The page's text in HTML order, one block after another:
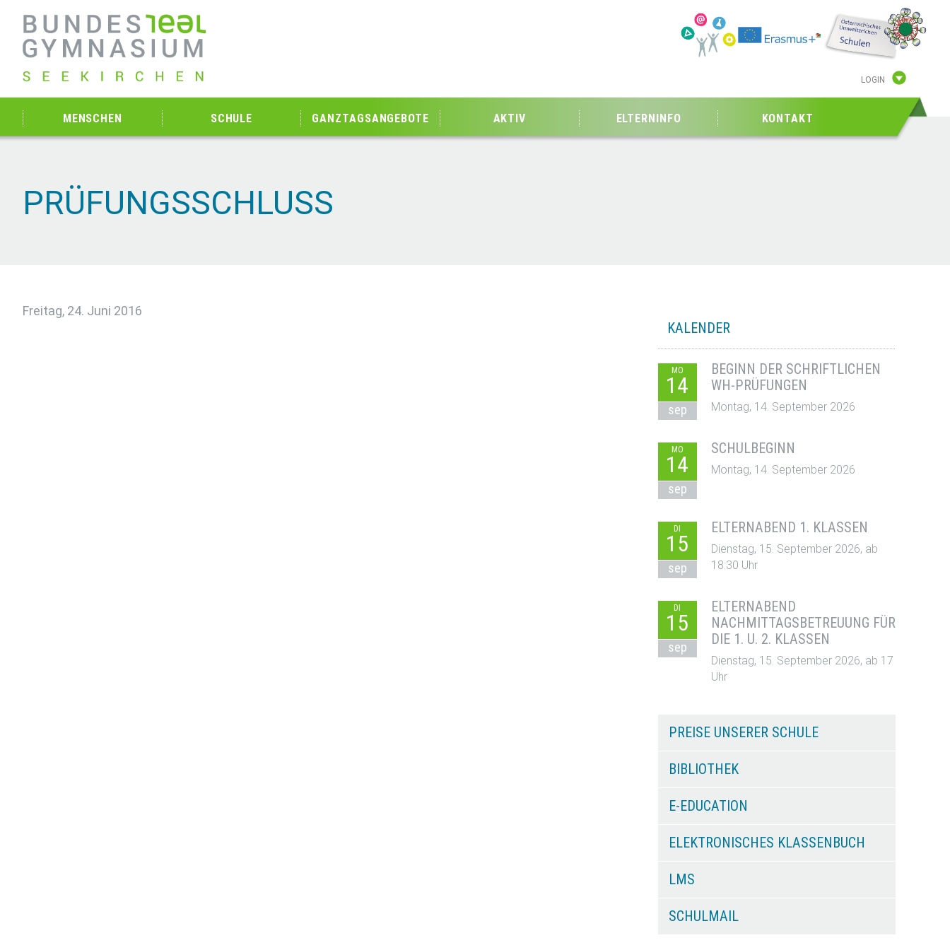
LOGIN
MENSCHEN SCHULE GANZTAGSANGEBOTE AKTIV ELTERNINFO KONTAKT
PRÜFUNGSSCHLUSS
Freitag, 24. Juni 2016
KALENDER
MO
14
sep
BEGINN DER SCHRIFTLICHEN
WH-PRÜFUNGEN
Montag, 14. September 2026
MO
14
sep
SCHULBEGINN
Montag, 14. September 2026
DI
15
sep
ELTERNABEND 1. KLASSEN
Dienstag, 15. September 2026, ab
18:30 Uhr
DI
15
sep
ELTERNABEND
NACHMITTAGSBETREUUNG FÜR
DIE 1. U. 2. KLASSEN
Dienstag, 15. September 2026, ab 17
Uhr
PREISE UNSERER SCHULE
BIBLIOTHEK
E-EDUCATION
ELEKTRONISCHES KLASSENBUCH
LMS
SCHULMAIL